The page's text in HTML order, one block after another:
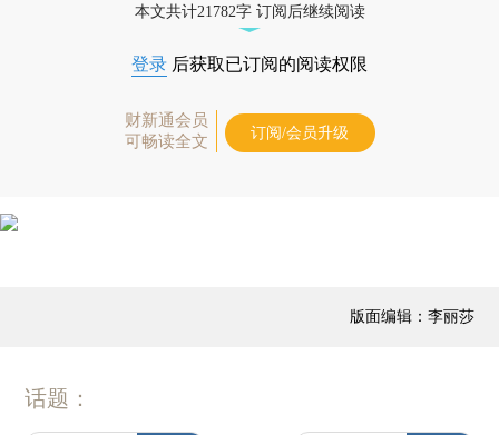
本文共计21782字 订阅后继续阅读
登录 后获取已订阅的阅读权限
财新通会员
可畅读全文
订阅/会员升级
版面编辑：李丽莎
话题：